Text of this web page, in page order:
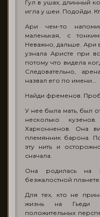
Гул в ушах, длинный
игла у шеи. Подойди.
Ари чем-то
маленькая, с
Неважно, дальше. Ари
узнала Аристе при
потому что видела
Следовательно,
назвал его по имени…
Найди фременов.
У нее была мать, был
несколько
Харконненов. Она
племянник барона.
эту нить и
сначала.
Она родилась на
безжалостной планете…
Для тех, кто не
жизнь на Гьеди
положительных